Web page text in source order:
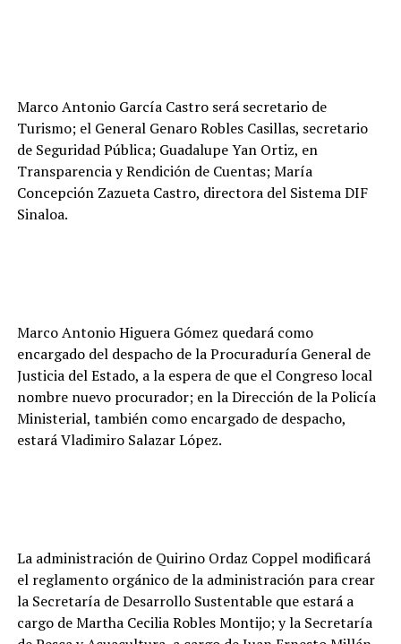
Marco Antonio García Castro será secretario de
Turismo; el General Genaro Robles Casillas, secretario
de Seguridad Pública; Guadalupe Yan Ortiz, en
Transparencia y Rendición de Cuentas; María
Concepción Zazueta Castro, directora del Sistema DIF
Sinaloa.
Marco Antonio Higuera Gómez quedará como
encargado del despacho de la Procuraduría General de
Justicia del Estado, a la espera de que el Congreso local
nombre nuevo procurador; en la Dirección de la Policía
Ministerial, también como encargado de despacho,
estará Vladimiro Salazar López.
La administración de Quirino Ordaz Coppel modificará
el reglamento orgánico de la administración para crear
la Secretaría de Desarrollo Sustentable que estará a
cargo de Martha Cecilia Robles Montijo; y la Secretaría